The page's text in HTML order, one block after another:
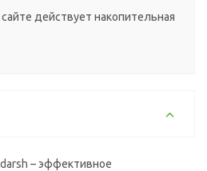
действует накопительная
– эффективное